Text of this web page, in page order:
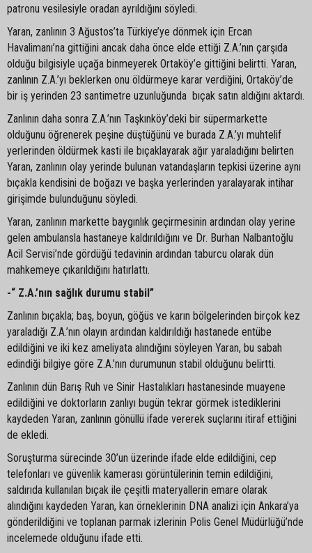
patronu vesilesiyle oradan ayrıldığını söyledi.
Yaran, zanlının 3 Ağustos’ta Türkiye’ye dönmek için Ercan
Havalimanı’na gittiğini ancak daha önce elde ettiği Z.A.’nın çarşıda
olduğu bilgisiyle uçağa binmeyerek Ortaköy’e gittiğini belirtti. Yaran,
zanlının Z.A.’yı beklerken onu öldürmeye karar verdiğini, Ortaköy’de
bir iş yerinden 23 santimetre uzunluğunda bıçak satın aldığını aktardı.
Zanlının daha sonra Z.A.’nın Taşkınköy’deki bir süpermarkette
olduğunu öğrenerek peşine düştüğünü ve burada Z.A.’yı muhtelif
yerlerinden öldürmek kasti ile bıçaklayarak ağır yaraladığını belirten
Yaran, zanlının olay yerinde bulunan vatandaşların tepkisi üzerine aynı
bıçakla kendisini de boğazı ve başka yerlerinden yaralayarak intihar
girişimde bulunduğunu söyledi.
Yaran, zanlının markette baygınlık geçirmesinin ardından olay yerine
gelen ambulansla hastaneye kaldırıldığını ve Dr. Burhan Nalbantoğlu
Acil Servisi’nde gördüğü tedavinin ardından taburcu olarak dün
mahkemeye çıkarıldığını hatırlattı.
-“ Z.A.’nın sağlık durumu stabil”
Zanlının bıçakla; baş, boyun, göğüs ve karın bölgelerinden birçok kez
yaraladığı Z.A.’nın olayın ardından kaldırıldığı hastanede entübe
edildiğini ve iki kez ameliyata alındığını söyleyen Yaran, bu sabah
edindiği bilgiye göre Z.A.’nın durumunun stabil olduğunu belirtti.
Zanlının dün Barış Ruh ve Sinir Hastalıkları hastanesinde muayene
edildiğini ve doktorların zanlıyı bugün tekrar görmek istediklerini
kaydeden Yaran, zanlının gönüllü ifade vererek suçlarını itiraf ettiğini
de ekledi.
Soruşturma sürecinde 30’un üzerinde ifade elde edildiğini, cep
telefonları ve güvenlik kamerası görüntülerinin temin edildiğini,
saldırıda kullanılan bıçak ile çeşitli materyallerin emare olarak
alındığını kaydeden Yaran, kan örneklerinin DNA analizi için Ankara’ya
gönderildiğini ve toplanan parmak izlerinin Polis Genel Müdürlüğü’nde
incelemede olduğunu ifade etti.